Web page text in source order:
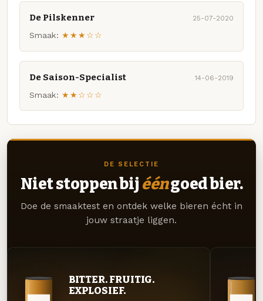
De Pilskenner 25-07-2020
Smaak: ★★★☆☆
De Saison-Specialist 14-06-2019
Smaak: ★★☆☆☆
DE SELECTIE
Niet stoppen bij ééngoed bier.
Doe de smaaktest en ontdek welke bieren écht in
jouw straatje liggen.
BITTER. FRUITIG.
EXPLOSIEF.